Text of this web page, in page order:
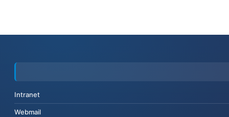
Intranet
Webmail